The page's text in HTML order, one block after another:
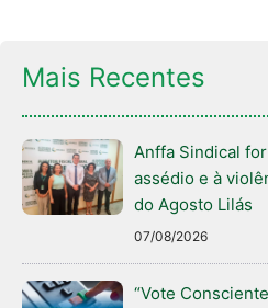
Mais Recentes
Anffa Sindical
assédio e à
do Agosto Lilás
07/08/2026
“Vote